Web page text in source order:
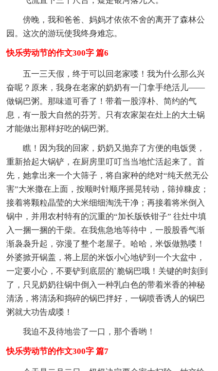
傍晚，我和爸爸、妈妈才依依不舍的离开了森林公
园。这次的游玩使我终身难忘。
快乐劳动节的作文300字 篇6
五一三天假，终于可以回老家喽！我为什么那么兴
奋呢？原来，我身在老家的奶奶有一门拿手绝活儿——
做锅巴粥。那味道可香了！带着一股淳朴、简约的气
息，有一股大自然的芬芳。只有农家架在灶上的大土锅
才能做出那样好吃的锅巴粥。
瞧！因为我的回家，奶奶又抛弃了方便的电饭煲，
重新拾起大锅铲，在厨房里叮叮当当地忙活起来了。首
先，她拿出来一个大筛子，将自家种的绝对“纯天然无公
害”大米撒在上面，按顺时针顺序摇晃转动，筛掉糠皮；
接着将颗粒晶莹的大米细细淘洗干净；再接着将米倒入
锅中，并用农村特有的沉重的“加长版铁钳子” 往灶中填
入一捆一捆的干柴。在我焦急地等待中，一股股香气渐
渐袅袅升起，弥漫了整个老屋子。哈哈，米饭做熟喽！
外婆掀开锅盖，将上层的米饭小心地铲到一个大盆中，
一定要小心，不要铲到底层的`脆锅巴哦！关键的时刻到
了，只见奶奶往锅中倒入一种乳白色的带着米香的神秘
清汤，将清汤和捣碎的锅巴拌好，一锅喷香诱人的锅巴
粥就大功告成喽！
我迫不及待地尝了一口，那个香哟！
快乐劳动节的作文300字 篇7